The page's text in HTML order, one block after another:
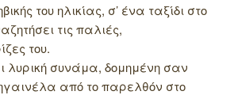
του ηλικίας, σ’ ένα ταξίδι στο
τις παλιές,
του.
λυρική συνάμα, δομημένη σαν
από το παρελθόν στο